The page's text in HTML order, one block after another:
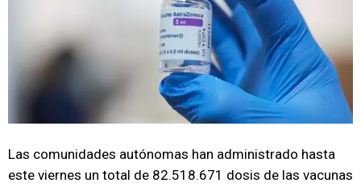
Las comunidades autónomas han administrado hasta
este viernes un total de 82.518.671 dosis de las vacunas